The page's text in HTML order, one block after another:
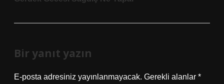
Bir yanıt yazın
E-posta adresiniz yayınlanmayacak. Gerekli alanlar *